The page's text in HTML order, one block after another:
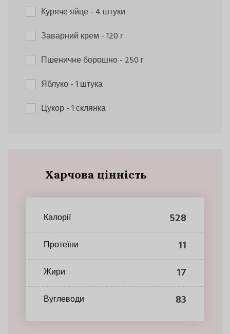
Куряче яйце- 4 штуки
Заварний крем - 120 г
Пшеничне борошно- 250 г
Яблуко- 1 штука
Цукор- 1 склянка
Харчова цінність
Калорії 528
Протеїни 11
Жири 17
Вуглеводи 83